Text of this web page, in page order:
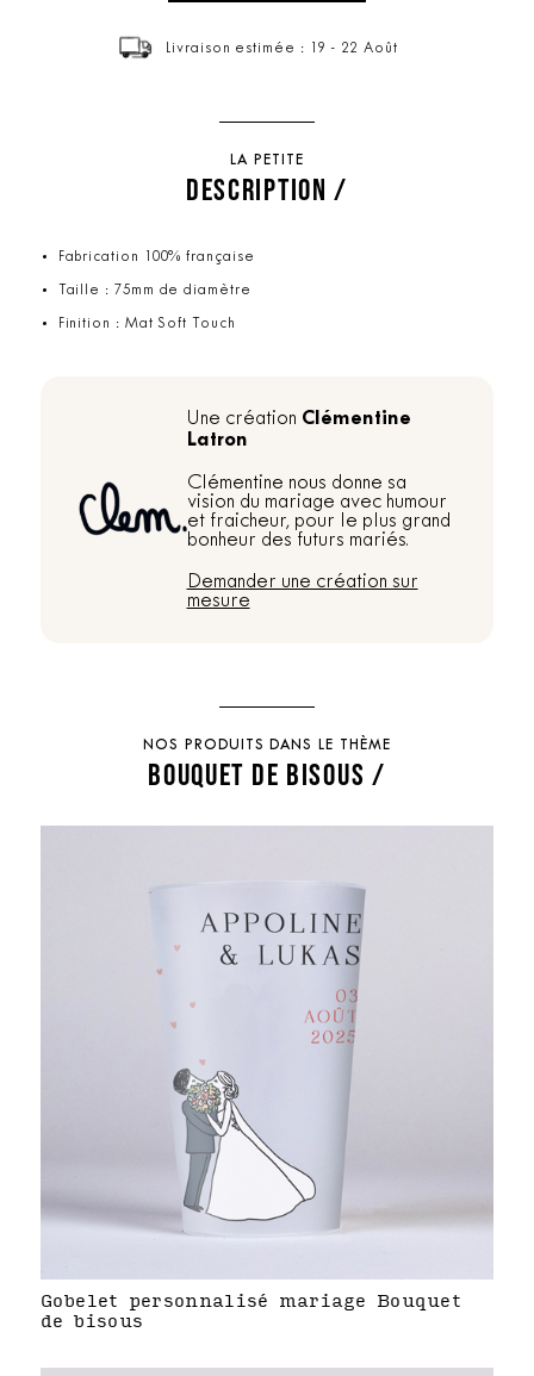
Livraison estimée : 19 - 22 Août
LA PETITE
DESCRIPTION /
Fabrication 100% française
Taille : 75mm de diamètre
Finition : Mat Soft Touch
Une création Clémentine
Latron
Clémentine nous donne sa
vision du mariage avec humour
et fraicheur, pour le plus grand
bonheur des futurs mariés.
Demander une création sur
mesure
NOS PRODUITS DANS LE THÈME
BOUQUET DE BISOUS /
Gobelet personnalisé mariage Bouquet
de bisous